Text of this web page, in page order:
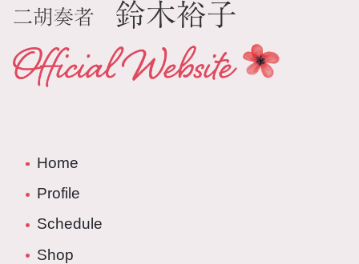
Home
Profile
Schedule
Shop